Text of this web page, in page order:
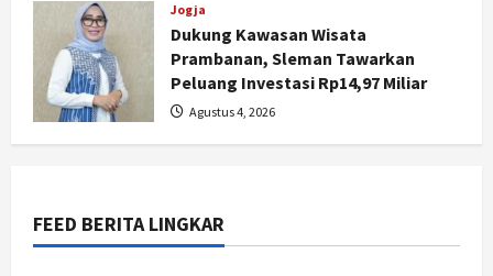
Jogja
Dukung Kawasan Wisata
Prambanan, Sleman Tawarkan
Peluang Investasi Rp14,97 Miliar
Agustus 4, 2026
FEED BERITA LINGKAR
Nasional
BRIN Kembangkan Sepatu Murah
Rakyat
Jogja
Gen Z Belajar Meracik Lulur Khas